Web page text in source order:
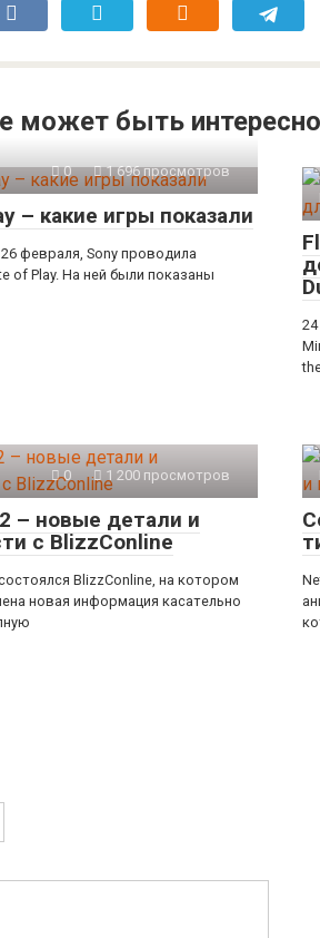
может быть интересно
0 1 696 просмотров
– какие игры показали
февраля, Sony проводила
of Play. На ней были показаны
0 1 200 просмотров
– новые детали и
с BlizzConline
BlizzConline, на котором
новая информация касательно